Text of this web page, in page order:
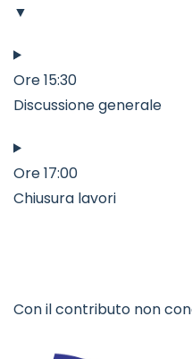
▼
Ore 15:30
Discussione generale
Ore 17:00
Chiusura lavori
Con il contributo non